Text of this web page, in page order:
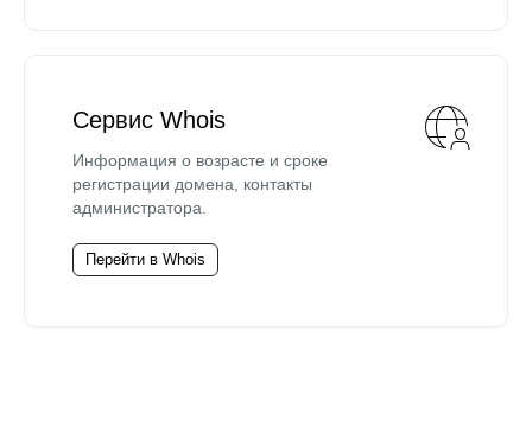
Сервис Whois
Информация о возрасте и сроке
регистрации домена, контакты
администратора.
Перейти в Whois